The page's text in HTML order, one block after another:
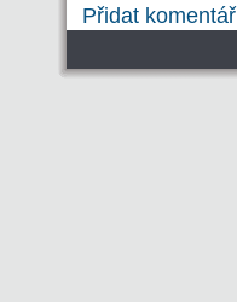
Přidat komentář